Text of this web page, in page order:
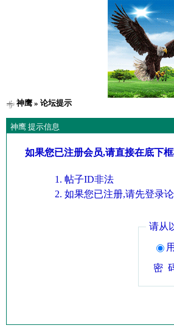
神鹰» 论坛提示
神鹰 提示信息
如果您已注册会员,请直接在底下
帖子ID非法
如果您已注册,请先登录
请从
密